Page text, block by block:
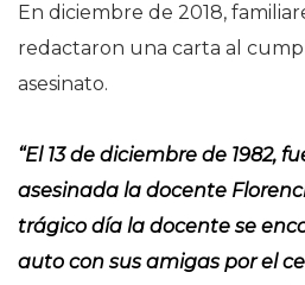
En diciembre de 2018,
redactaron una carta al
asesinato.
“El 13 de diciembre de 1982,
asesinada la docente
trágico día la docente se
auto con sus amigas por el